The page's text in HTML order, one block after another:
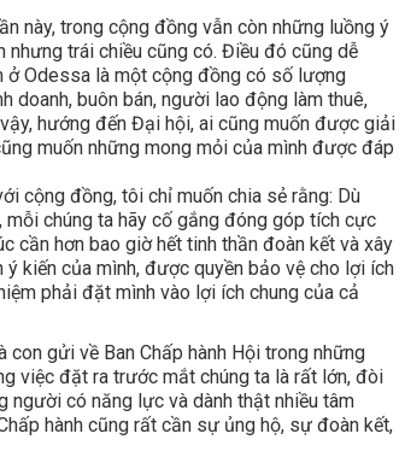
này, trong cộng đồng vẫn còn những luồng ý
nhưng trái chiều cũng có. Điều đó cũng dễ
ở Odessa là một cộng đồng có số lượng
doanh, buôn bán, người lao động làm thuê,
hướng đến Đại hội, ai cũng muốn được giải
muốn những mong mỏi của mình được đáp
cộng đồng, tôi chỉ muốn chia sẻ rằng: Dù
chúng ta hãy cố gắng đóng góp tích cực
cần hơn bao giờ hết tinh thần đoàn kết và xây
kiến của mình, được quyền bảo vệ cho lợi ích
phải đặt mình vào lợi ích chung của cả
con gửi về Ban Chấp hành Hội trong những
việc đặt ra trước mắt chúng ta là rất lớn, đòi
người có năng lực và dành thật nhiều tâm
hành cũng rất cần sự ủng hộ, sự đoàn kết,